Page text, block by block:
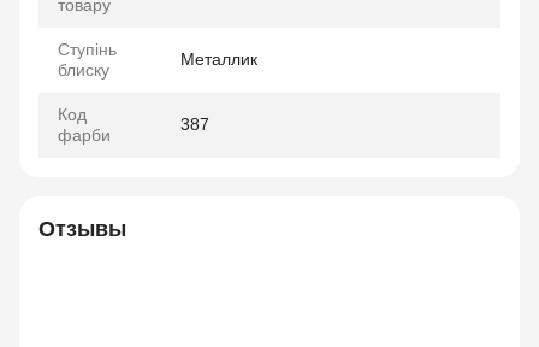
товару
Ступінь
блиску
Металлик
Код
фарби
387
Отзывы